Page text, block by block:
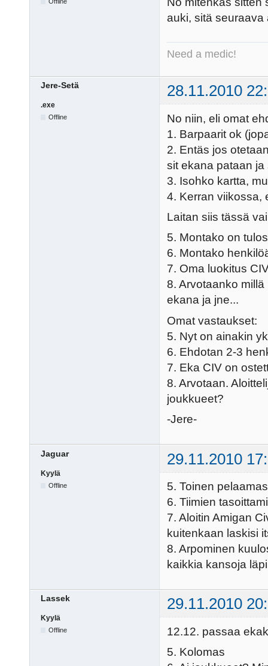
auki, sitä seuraava
Need a medic!
Jere-Setä 28.11.2010
.exe
Offline
No niin, eli omat
1. Barpaarit ok
2. Entäs jos
sit ekana pataan
3. Isohko kartta,
4. Kerran viikossa,
Laitan siis tässä
5. Montako on
6. Montako
7. Oma luokitus
8. Arvotaanko
ekana ja jne...
Omat vastaukset:
5. Nyt on ainakin
6. Ehdotan 2-3
7. Eka CIV on
8. Arvotaan.
joukkueet?
-Jere-
Jaguar 29.11.2010
Kyylä
Offline
5. Toinen
6. Tiimien
7. Aloitin Amigan
kuitenkaan laskisi
8. Arpominen
kaikkia kansoja
Lassek 29.11.2010
Kyylä
Offline
12.12. passaa
5. Kolomas